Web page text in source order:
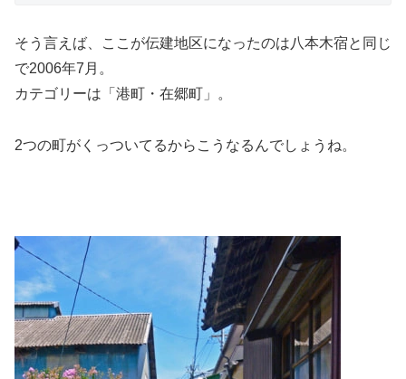
そう言えば、ここが伝建地区になったのは八本木宿と同じ
で2006年7月。
カテゴリーは「港町・在郷町」。
2つの町がくっついてるからこうなるんでしょうね。